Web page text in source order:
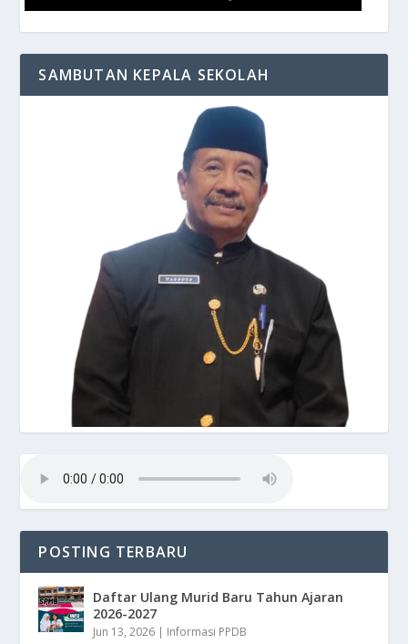
SAMBUTAN KEPALA SEKOLAH
POSTING TERBARU
Daftar Ulang Murid Baru Tahun Ajaran
2026-2027
Jun 13, 2026 | Informasi PPDB